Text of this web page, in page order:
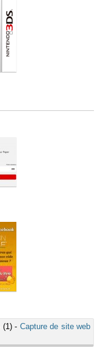
(1) - Capture de site web